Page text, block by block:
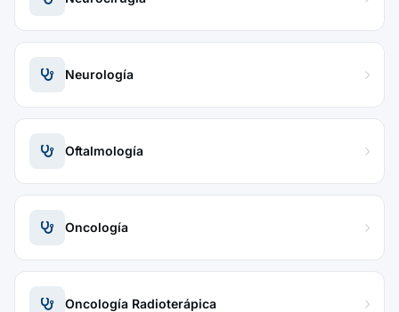
Neurología
Oftalmología
Oncología
Oncología Radioterápica